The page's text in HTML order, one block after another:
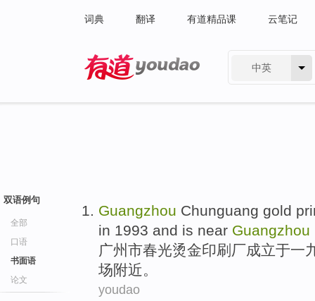
词典 翻译 有道精品课 云笔记
中英
双语例句
全部
口语
书面语
论文
Guangzhou Chunguang gold
in 1993 and is near Guangzhou
广州市春光烫金印刷厂成立于一
场附近。
youdao